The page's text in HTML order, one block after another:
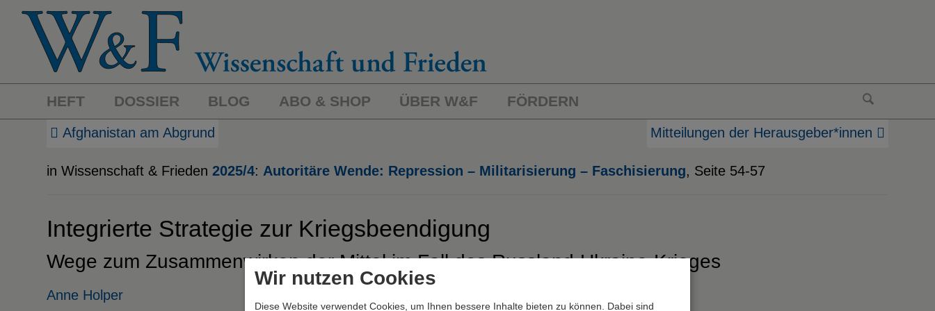
HEFT DOSSIER BLOG ABO & SHOP ÜBER W&F FÖRDERN
Afghanistan am Abgrund Mitteilungen der Herausgeber*innen
in Wissenschaft & Frieden 2025/4: Autoritäre Wende: Repression – Militarisierung – Faschisierung, Seite 54-57
Integrierte Strategie zur Kriegsbeendigung
Wege zum Zusammenwirken der Mittel im Fall des Russland-Ukraine-Krieges
Anne Holper
Wir nutzen Cookies
Diese Website verwendet Cookies, um Ihnen bessere Inhalte bieten zu können. Dabei sind